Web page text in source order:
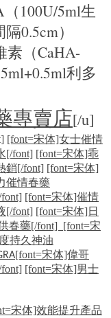
100U/5ml生
0.5cm）
素（CaHA-
利多
專賣店[/u]
[font=宋体]女士催情
[/font] [font=宋体]乖
銷[/font] [font=宋体]
催情春藥
[font=宋体]催情
[/font] [font=宋体]日
春藥[/font] [font=宋
持久神油
[font=宋体]偉哥
[font=宋体]男士
宋体]效能提升產品